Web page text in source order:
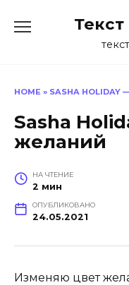
HOME » SASHA
Sasha
желаний
НА ЧТЕНИЕ
2 мин
ОПУБЛИКОВАНО
24.05.2021
Изменяю цвет